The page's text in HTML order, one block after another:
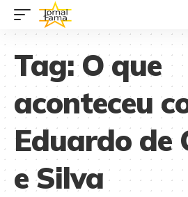
Tag:O que
aconteceu
Eduardo de
e Silva